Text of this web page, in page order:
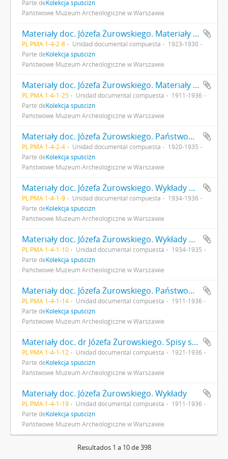
Parte deKolekcja spuścizn
Państwowe Muzeum Archeologiczne w Warszawie
Materiały doc. Józefa Żurowskiego. Materiały z wyjazdów naukowych
PL PMA 1-4-2-8 Unidad documental compuesta
1923-1930
Parte deKolekcja spuścizn
Państwowe Muzeum Archeologiczne w Warszawie
Materiały doc. Józefa Żurowskiego. Materiały do artykułów
PL PMA 1-4-1-25 Unidad documental compuesta
1911-1936
Parte deKolekcja spuścizn
Państwowe Muzeum Archeologiczne w Warszawie
Materiały doc. Józefa Żurowskiego. Państwowe Grono Konserwatorów Zabytków Przedhistorycznych. Akta osobowe i inne
PL PMA 1-4-2-4 Unidad documental compuesta
1920-1935
Parte deKolekcja spuścizn
Państwowe Muzeum Archeologiczne w Warszawie
Materiały doc. Józefa Żurowskiego. Wykłady 1934/1935 1935/1936
PL PMA 1-4-1-9 Unidad documental compuesta
1934-1936
Parte deKolekcja spuścizn
Państwowe Muzeum Archeologiczne w Warszawie
Materiały doc. Józefa Żurowskiego. Wykłady 1934/1935
PL PMA 1-4-1-10 Unidad documental compuesta
1934-1935
Parte deKolekcja spuścizn
Państwowe Muzeum Archeologiczne w Warszawie
Materiały doc. Józefa Żurowskiego. Państwowe Grono Konserwatorów Zabytków Przedhistorycznych w Krakowie. Materiały do sprawozdań
PL PMA 1-4-1-14 Unidad documental compuesta
1911-1936
Parte deKolekcja spuścizn
Państwowe Muzeum Archeologiczne w Warszawie
Materiały doc. dr Józefa Żurowskiego. Spisy stanowisk - różne. Muzeum Archeologiczne P.A.U.
PL PMA 1-4-1-12 Unidad documental compuesta
1921-1936
Parte deKolekcja spuścizn
Państwowe Muzeum Archeologiczne w Warszawie
Materiały doc. Józefa Żurowskiego. Wykłady
PL PMA 1-4-1-19 Unidad documental compuesta
1911-1936
Parte deKolekcja spuścizn
Państwowe Muzeum Archeologiczne w Warszawie
Resultados 1 a 10 de 398